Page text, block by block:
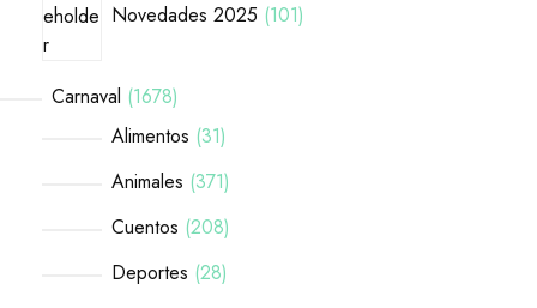
Novedades 2025 101
Carnaval 1678
Alimentos 31
Animales 371
Cuentos 208
Deportes 28